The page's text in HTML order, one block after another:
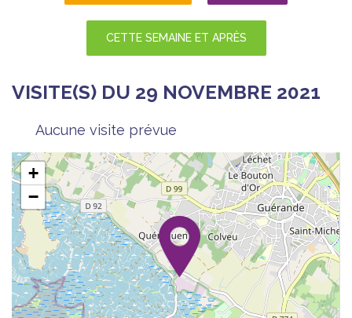
CETTE SEMAINE ET APRÈS
VISITE(S) DU 29 NOVEMBRE 2021
Aucune visite prévue
+
−